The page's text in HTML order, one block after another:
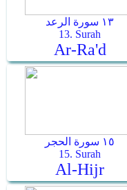
١٣ سورة الرعد
13. Surah
Ar-Ra'd
١٥ سورة الحجر
15. Surah
Al-Hijr